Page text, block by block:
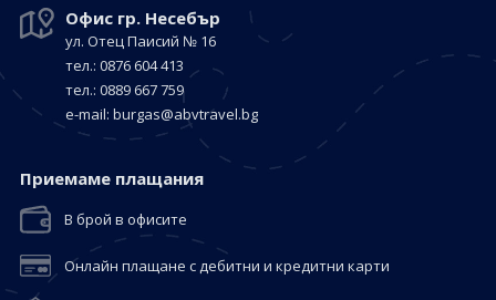
Офис гр. Несебър
ул. Отец Паисий № 16
тел.: 0876 604 413
тел.: 0889 667 759
е-mail: burgas@abvtravel.bg
Приемaме плащания
В брой в офисите
Онлайн плащане с дебитни и кредитни карти